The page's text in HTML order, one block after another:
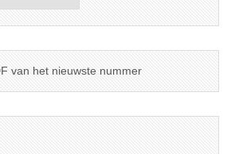
van het nieuwste nummer